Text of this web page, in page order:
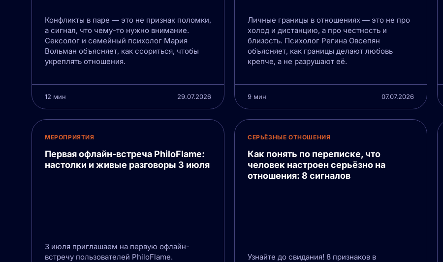
Конфликты в паре — это не признак поломки,
а сигнал, что чему-то нужно внимание.
Сексолог и семейный психолог Мария
Вольман объясняет, как ссориться, чтобы
укреплять отношения.
12 мин 29.07.2026
Личные границы в отношениях — это не про
холод и дистанцию, а про честность и
близость. Психолог Регина Овсепян
объясняет, как границы делают любовь
крепче, а не разрушают её.
9 мин 07.07.2026
МЕРОПРИЯТИЯ
Первая офлайн-встреча PhiloFlame:
настолки и живые разговоры 3 июля
3 июля приглашаем на первую офлайн-
встречу пользователей PhiloFlame.
СЕРЬЁЗНЫЕ ОТНОШЕНИЯ
Как понять по переписке, что
человек настроен серьёзно на
отношения: 8 сигналов
Узнайте до свидания! 8 признаков в